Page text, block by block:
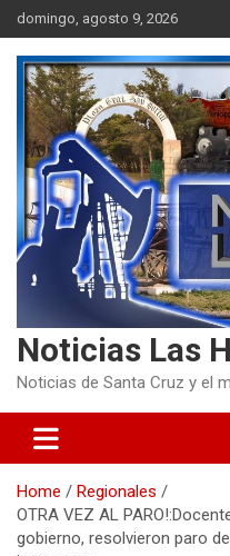
Skip
to
content
domingo, agosto 9, 2026
Noticias Las
Noticias de Santa Cruz y el
Home
Regionales
OTRA VEZ AL
gobierno, resolvieron paro